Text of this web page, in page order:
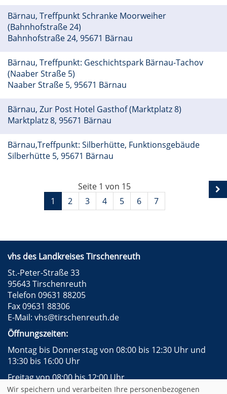
Bärnau, Treffpunkt Schranke Moorweiher
(Bahnhofstraße 24)
Bahnhofstraße 24, 95671 Bärnau
Bärnau, Treffpunkt: Geschichtspark Bärnau-Tachov
(Naaber Straße 5)
Naaber Straße 5, 95671 Bärnau
Bärnau, Zur Post Hotel Gasthof (Marktplatz 8)
Marktplatz 8, 95671 Bärnau
Bärnau,Treffpunkt: Silberhütte, Funktionsgebäude
Silberhütte 5, 95671 Bärnau
Seite 1 von 15
1
2 3 4 5 6 7
vhs des Landkreises Tirschenreuth
St.-Peter-Straße 33
95643 Tirschenreuth
Telefon 09631 88205
Fax 09631 88306
E-Mail: vhs@tirschenreuth.de
Öffnungszeiten:
Montag bis Donnerstag von 08:00 bis 12:30 Uhr und
13:30 bis 16:00 Uhr
Freitag von 08:00 bis 12:00 Uhr
Wir speichern und verarbeiten Ihre personenbezogenen